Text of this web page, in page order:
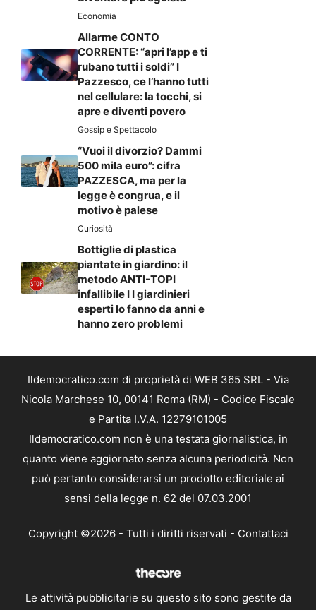
Economia
Allarme CONTO
CORRENTE: “apri l’app e ti
rubano tutti i soldi” I
Pazzesco, ce l’hanno tutti
nel cellulare: la tocchi, si
apre e diventi povero
Gossip e Spettacolo
“Vuoi il divorzio? Dammi
500 mila euro”: cifra
PAZZESCA, ma per la
legge è congrua, e il
motivo è palese
Curiosità
Bottiglie di plastica
piantate in giardino: il
metodo ANTI-TOPI
infallibile I I giardinieri
esperti lo fanno da anni e
hanno zero problemi
Ildemocratico.com di proprietà di WEB 365 SRL - Via
Nicola Marchese 10, 00141 Roma (RM) - Codice Fiscale
e Partita I.V.A. 12279101005
Ildemocratico.com non è una testata giornalistica, in
quanto viene aggiornato senza alcuna periodicità. Non
può pertanto considerarsi un prodotto editoriale ai
sensi della legge n. 62 del 07.03.2001
Copyright ©2026 - Tutti i diritti riservati - Contattaci
Le attività pubblicitarie su questo sito sono gestite da